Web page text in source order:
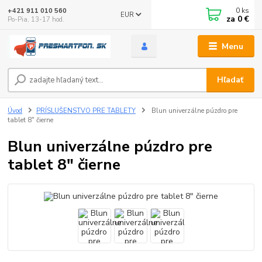
Menu
EUR
Hľadať
+421 911 010 560
Po-Pia, 13-17 hod.
0 ks
za 0 €
Úvod PRÍSLUŠENSTVO PRE TABLETY
Blun univerzálne púzdro pre
tablet 8" čierne
Blun univerzálne púzdro pre
tablet 8" čierne